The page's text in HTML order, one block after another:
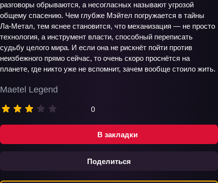
В закладки
Поделиться
Maetel Legend
0
разговоры обрываются, а несогласных называют угрозой
общему спасению. Чем глубже Мэйтел погружается в тайны
Ла‑Метал, тем яснее становится, что механизация — не просто
технология, а инструмент власти, способный переписать
судьбу целого мира. И если она не рискнёт пойти против
неизбежного прямо сейчас, то очень скоро проснётся на
планете, где никто уже не вспомнит, зачем вообще стоило жить.